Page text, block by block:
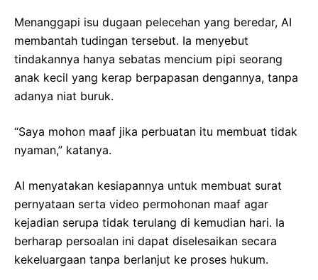
Menanggapi isu dugaan pelecehan yang beredar, AI
membantah tudingan tersebut. Ia menyebut
tindakannya hanya sebatas mencium pipi seorang
anak kecil yang kerap berpapasan dengannya, tanpa
adanya niat buruk.
“Saya mohon maaf jika perbuatan itu membuat tidak
nyaman,” katanya.
AI menyatakan kesiapannya untuk membuat surat
pernyataan serta video permohonan maaf agar
kejadian serupa tidak terulang di kemudian hari. Ia
berharap persoalan ini dapat diselesaikan secara
kekeluargaan tanpa berlanjut ke proses hukum.